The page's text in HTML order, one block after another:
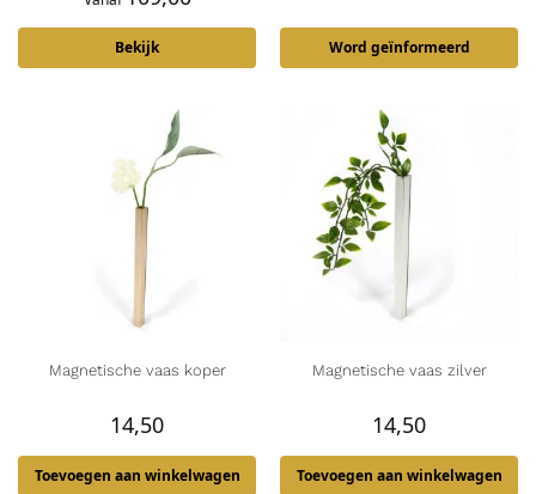
Bekijk Word geïnformeerd
Magnetische vaas koper
14,50
Toevoegen aan winkelwagen
Magnetische vaas zilver
14,50
Toevoegen aan winkelwagen